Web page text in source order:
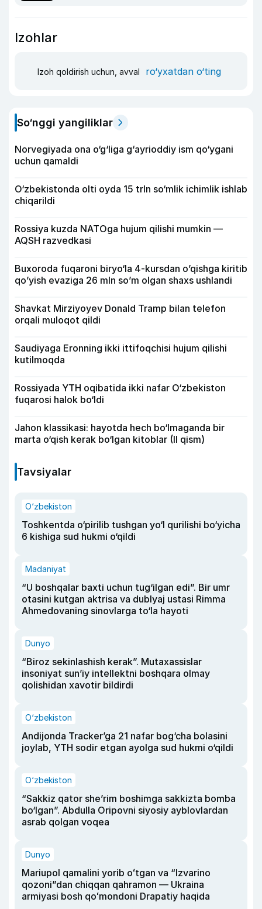
Izohlar
Izoh qoldirish uchun, avval ro‘yxatdan o‘ting
So‘nggi yangiliklar
Norvegiyada ona o‘g‘liga g‘ayrioddiy ism qo‘ygani
uchun qamaldi
O‘zbekistonda olti oyda 15 trln so‘mlik ichimlik ishlab
chiqarildi
Rossiya kuzda NATOga hujum qilishi mumkin —
AQSH razvedkasi
Buxoroda fuqaroni biryo‘la 4-kursdan o’qishga kiritib
qo’yish evaziga 26 mln so’m olgan shaxs ushlandi
Shavkat Mirziyoyev Donald Tramp bilan telefon
orqali muloqot qildi
Saudiyaga Eronning ikki ittifoqchisi hujum qilishi
kutilmoqda
Rossiyada YTH oqibatida ikki nafar O‘zbekiston
fuqarosi halok bo‘ldi
Jahon klassikasi: hayotda hech bo‘lmaganda bir
marta o‘qish kerak bo‘lgan kitoblar (II qism)
Tavsiyalar
O‘zbekiston
Toshkentda o‘pirilib tushgan yo‘l qurilishi bo‘yicha
6 kishiga sud hukmi o‘qildi
Madaniyat
“U boshqalar baxti uchun tug‘ilgan edi”. Bir umr
otasini kutgan aktrisa va dublyaj ustasi Rimma
Ahmedovaning sinovlarga to‘la hayoti
Dunyo
“Biroz sekinlashish kerak”. Mutaxassislar
insoniyat sun’iy intellektni boshqara olmay
qolishidan xavotir bildirdi
O‘zbekiston
Andijonda Tracker’ga 21 nafar bog‘cha bolasini
joylab, YTH sodir etgan ayolga sud hukmi o‘qildi
O‘zbekiston
“Sakkiz qator she’rim boshimga sakkizta bomba
bo‘lgan”. Abdulla Oripovni siyosiy ayblovlardan
asrab qolgan voqea
Dunyo
Mariupol qamalini yorib oʻtgan va “Izvarino
qozoni”dan chiqqan qahramon — Ukraina
armiyasi bosh qoʻmondoni Drapatiy haqida